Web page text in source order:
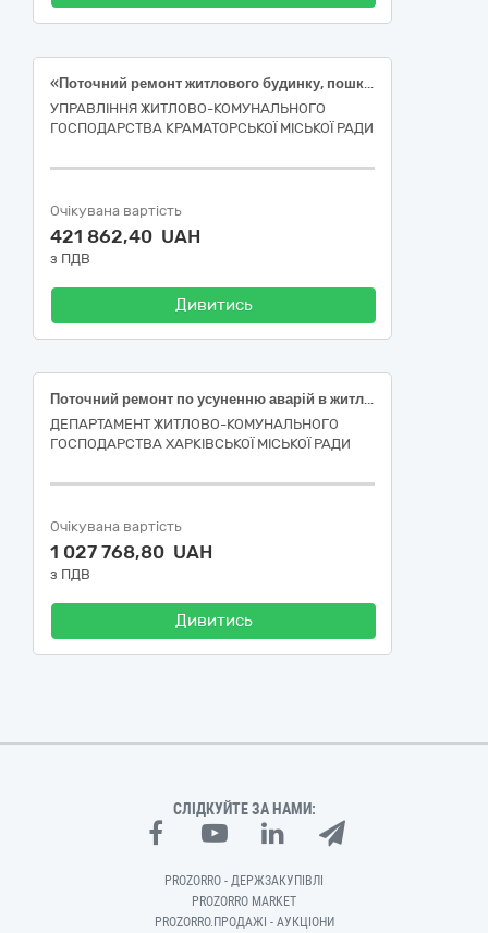
«Поточний ремонт житлового будинку, пошкодженого внаслідок збройної агресії за адресою: вул. Богдана Хмельницького, 20, в м. Краматорськ, Донецької області». (ДК 021:2015: 45260000-7 — Покрівельні роботи та інші спеціалізовані будівельні роботи.)
УПРАВЛІННЯ ЖИТЛОВО-КОМУНАЛЬНОГО
ГОСПОДАРСТВА КРАМАТОРСЬКОЇ МІСЬКОЇ РАДИ
Очікувана вартість
421 862,40 UAH
з ПДВ
Дивитись
Поточний ремонт по усуненню аварій в житловому фонді багатоквартирного будинку за адресою: вулиця Нескорених, 48-Б, місто Харків (код ДК 021:2015-45260000-7 Покрівельні роботи та інші спеціалізовані будівельні роботи)
ДЕПАРТАМЕНТ ЖИТЛОВО-КОМУНАЛЬНОГО
ГОСПОДАРСТВА ХАРКІВСЬКОЇ МІСЬКОЇ РАДИ
Очікувана вартість
1 027 768,80 UAH
з ПДВ
Дивитись
СЛІДКУЙТЕ ЗА НАМИ:
PROZORRO - ДЕРЖЗАКУПІВЛІ
PROZORRO MARKET
PROZORRO.ПРОДАЖІ - АУКЦІОНИ